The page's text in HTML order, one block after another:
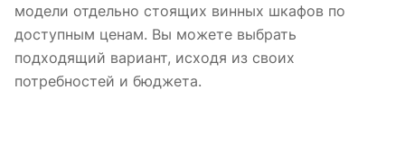
модели отдельно стоящих винных шкафов по
доступным ценам. Вы можете выбрать
подходящий вариант, исходя из своих
потребностей и бюджета.